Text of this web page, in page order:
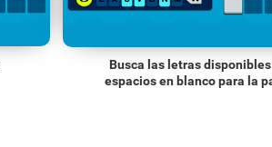
Busca las letras
espacios en blanco para la